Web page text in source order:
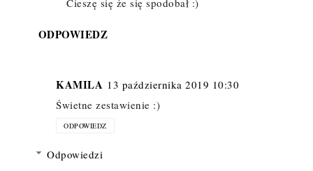
Cieszę się że się spodobał :)
ODPOWIEDZ
KAMILA 13 października 2019 10:30
Świetne zestawienie :)
ODPOWIEDZ
Odpowiedzi